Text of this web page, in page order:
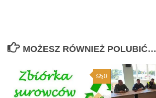
MOŻESZ RÓWNIEŻ POLUBIĆ…
0